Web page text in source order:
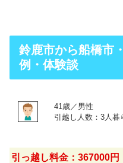
鈴鹿市から船橋市
例・体験談
41歳／男性
引越し人数：3人暮
引っ越し料金：367000円